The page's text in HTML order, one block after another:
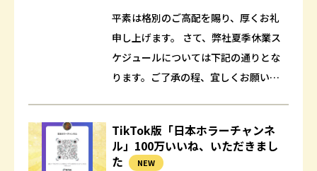
平素は格別のご高配を賜り、厚くお礼
申し上げます。 さて、弊社夏季休業ス
ケジュールについては下記の通りとな
ります。ご了承の程、宜しくお願いい
TikTok版「日本ホラーチャンネ
ル」100万いいね、いただきまし
た
NEW